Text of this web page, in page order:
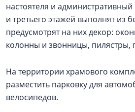
настоятеля и
и третьего этажей выполнят из
предусмотрят на них декор:
колонны и звонницы, пилястры,
На территории храмового
разместить парковку для
велосипедов.